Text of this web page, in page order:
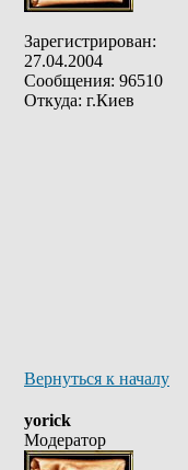
Зарегистрирован:
27.04.2004
Сообщения: 96510
Откуда: г.Киев
Вернуться к началу
yorick
Модератор